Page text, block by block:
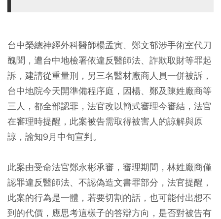
台中榮總神經外科醫師楊孟寅、鄭文郁涉手術室代刀
醜聞，遭台中地檢署依違反醫師法、詐欺取財等罪起
訴，建請從重量刑，另三名醫材廠商人員一併被訴，
台中地院今天開準備程序庭，因楊、鄭及陳姓廠商等
三人，都全部認罪，法官改以簡式審理今審結，法官
在審理時提醒，此案被告需取得被害人的諒解與原
諒，諭知9月中旬宣判。
此案由受命法官鄭永彬承審，審理期間，林姓廠商僅
認罪違反醫師法、不認偽造文書罪部分，法官提醒，
此案的行為是一體，若要切割的話，也可能付出想不
到的代價，應思考這樣子的答辯方向，是否對被告有